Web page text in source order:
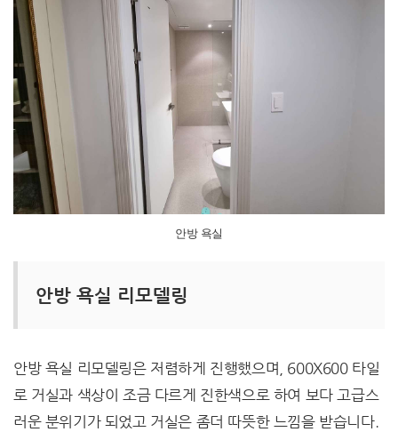
안방 욕실
안방 욕실 리모델링
안방 욕실 리모델링은 저렴하게 진행했으며, 600X600 타일
로 거실과 색상이 조금 다르게 진한색으로 하여 보다 고급스
러운 분위기가 되었고 거실은 좀더 따뜻한 느낌을 받습니다.